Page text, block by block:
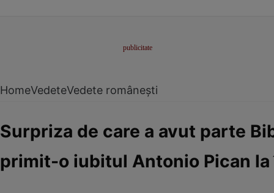
HomeVedeteVedete românești
Surpriza de care a avut parte
primit-o iubitul Antonio Pican